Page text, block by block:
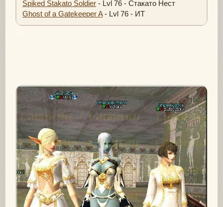
Spiked Stakato Soldier - Lvl 76 - Стакато Нест
Ghost of a Gatekeeper A- Lvl 76 - ИТ